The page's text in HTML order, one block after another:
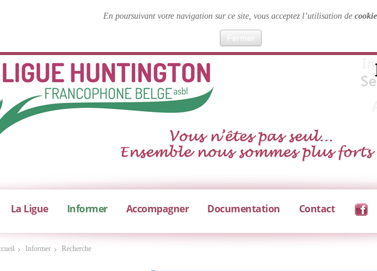
En poursuivant votre navigation sur ce site, vous acceptez l’utilisation de
Fermer
La Ligue Informer Accompagner Documentation Contact
Informer Recherche